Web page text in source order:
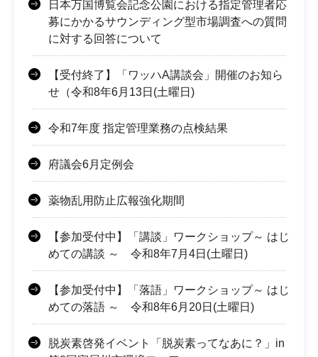
日本万国博覧会記念公園における指定管理者応
募にかかるサウンディング型市場調査への質問
に対する回答について
【受付終了】「ワッハA講談会」開催のお知ら
せ（令和8年6月13日(土曜日)
令和7年度 指定管理業務の点検結果
府議会6月定例会
薬物乱用防止広報強化期間
【参加受付中】「講談」ワークショップ～ はじ
めての講談 ～ 令和8年7月4日(土曜日)
【参加受付中】「落語」ワークショップ～ はじ
めての落語 ～ 令和8年6月20日(土曜日)
脱炭素啓発イベント「脱炭素ってなあに？」in